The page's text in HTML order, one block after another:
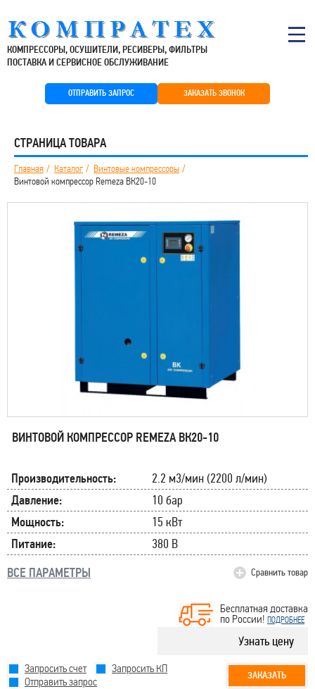
КОМПРЕССОРЫ, ОСУШИТЕЛИ, РЕСИВЕРЫ, ФИЛЬТРЫ
ПОСТАВКА И СЕРВИСНОЕ ОБСЛУЖИВАНИЕ
ОТПРАВИТЬ ЗАПРОС ЗАКАЗАТЬ ЗВОНОК
СТРАНИЦА ТОВАРА
Главная Каталог
Винтовые компрессоры
Винтовой компрессор Remeza ВК20-10
ВИНТОВОЙ КОМПРЕССОР REMEZA ВК20-10
Производительность:
2.2 м3/мин (2200 л/мин)
Давление:
10 бар
Мощность:
15 кВт
Питание:
380 В
ВСЕ ПАРАМЕТРЫ
Сравнить товар
Бесплатная доставка
по России! ПОДРОБНЕЕ
Узнать цену
Запросить счет
Запросить КП
Отправить запрос
ЗАКАЗАТЬ